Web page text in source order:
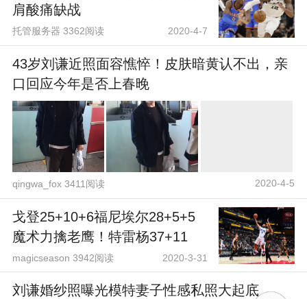
肩酸痛缺战
托管服务器 3362阅读 2020-4-7
43岁刘谦近照面容憔悴！皮肤暗黄认不出，亲
口回应今年是否上春晚
qingwa_fox 3411阅读 2020-4-5
戈登25+10+6福尼埃尔28+5+5
魔术力擒老鹰！特雷杨37+11
magicseason 3942阅读 2020-3-31
刘谦婚纱照曝光模特妻子性感私照大起底